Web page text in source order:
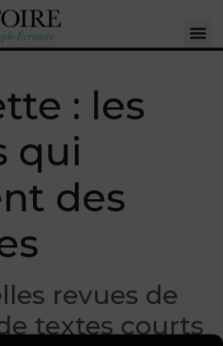
: les
qui
des
revues de
textes courts